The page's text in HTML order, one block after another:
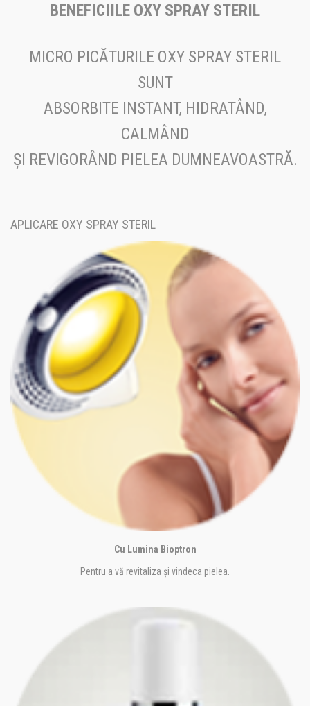
BENEFICIILE OXY SPRAY STERIL
MICRO PICĂTURILE OXY SPRAY STERIL
SUNT
ABSORBITE INSTANT, HIDRATÂND,
CALMÂND
ȘI REVIGORÂND PIELEA DUMNEAVOASTRĂ.
APLICARE OXY SPRAY STERIL
Cu Lumina Bioptron
Pentru a vă revitaliza și vindeca pielea.